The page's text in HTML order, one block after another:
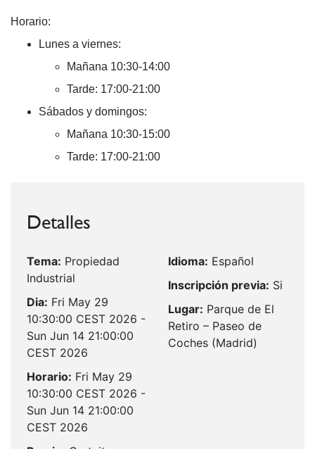
Horario:
Lunes a viernes:
Mañana 10:30-14:00
Tarde: 17:00-21:00
Sábados y domingos:
Mañana 10:30-15:00
Tarde: 17:00-21:00
Detalles
Tema: Propiedad
Industrial
Dia: Fri May 29
10:30:00 CEST 2026 -
Sun Jun 14 21:00:00
CEST 2026
Horario: Fri May 29
10:30:00 CEST 2026 -
Sun Jun 14 21:00:00
CEST 2026
Idioma: Español
Inscripción previa: Si
Lugar: Parque de El
Retiro – Paseo de
Coches (Madrid)